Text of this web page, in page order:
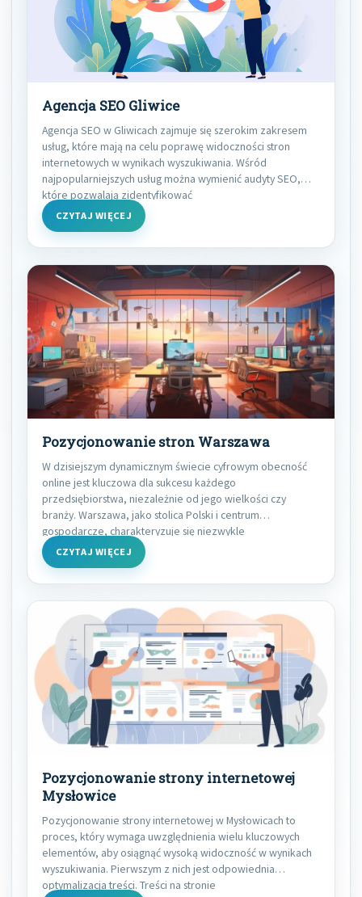
Agencja SEO Gliwice
Agencja SEO w Gliwicach zajmuje się szerokim zakresem
usług, które mają na celu poprawę widoczności stron
internetowych w wynikach wyszukiwania. Wśród
najpopularniejszych usług można wymienić audyty SEO,
które pozwalają zidentyfikować
CZYTAJ WIĘCEJ
Pozycjonowanie stron Warszawa
W dzisiejszym dynamicznym świecie cyfrowym obecność
online jest kluczowa dla sukcesu każdego
przedsiębiorstwa, niezależnie od jego wielkości czy
branży. Warszawa, jako stolica Polski i centrum
gospodarcze, charakteryzuje się niezwykle
konkurencyjnym
CZYTAJ WIĘCEJ
Pozycjonowanie strony internetowej
Mysłowice
Pozycjonowanie strony internetowej w Mysłowicach to
proces, który wymaga uwzględnienia wielu kluczowych
elementów, aby osiągnąć wysoką widoczność w wynikach
wyszukiwania. Pierwszym z nich jest odpowiednia
optymalizacja treści. Treści na stronie